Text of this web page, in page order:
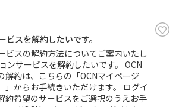
ビスを解約したいです。
ビスの解約方法についてご案内いたし
ンサービスを解約したいです。 OCN
解約は、こちらの「OCNマイページ
」からお手続きいただけます。 ログイ
約希望のサービスをご選択のうえお手